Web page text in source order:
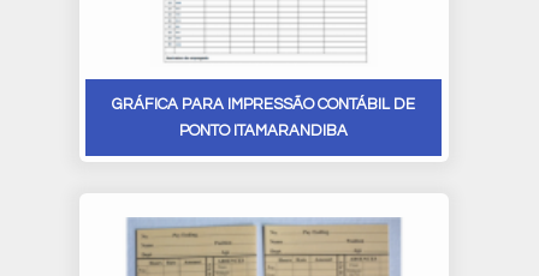
GRÁFICA PARA IMPRESSÃO CONTÁBIL DE
PONTO ITAMARANDIBA